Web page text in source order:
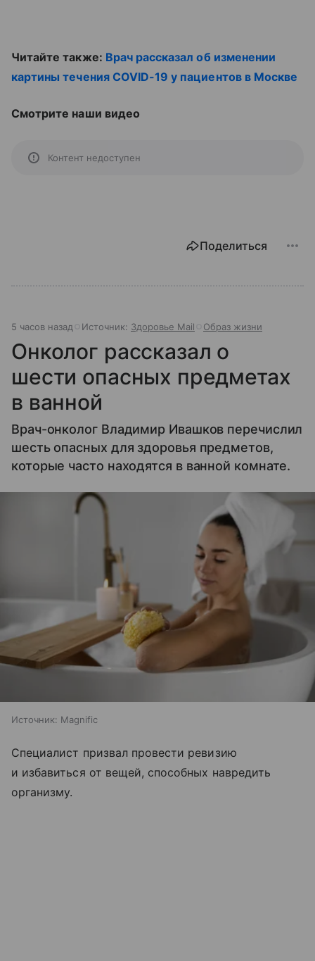
Читайте также: Врач рассказал об изменении
картины течения COVID-19 у пациентов в Москве
Смотрите наши видео
Контент недоступен
Поделиться
5 часов назад Источник: Здоровье Mail Образ жизни
Онколог рассказал о
шести опасных предметах
в ванной
Врач-онколог Владимир Ивашков перечислил
шесть опасных для здоровья предметов,
которые часто находятся в ванной комнате.
Источник: Magnific
Специалист призвал провести ревизию
и избавиться от вещей, способных навредить
организму.